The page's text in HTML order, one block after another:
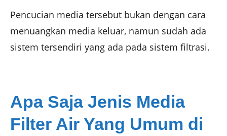
Pencucian media tersebut bukan dengan cara
menuangkan media keluar, namun sudah ada
sistem tersendiri yang ada pada sistem filtrasi.
Apa Saja Jenis Media
Filter Air Yang Umum di